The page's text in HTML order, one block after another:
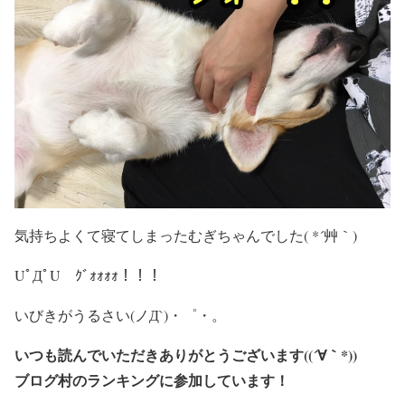
気持ちよくて寝てしまったむぎちゃんでした( *´艸｀)
UﾟДﾟU ｸﾞｫｫｫｫ！！！
いびきがうるさい(ノД`)・゜・。
いつも読んでいただきありがとうございます((´∀｀*))
ブログ村のランキングに参加しています！